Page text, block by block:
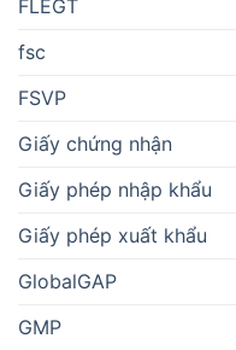
FLEGT
fsc
FSVP
Giấy chứng nhận
Giấy phép nhập khẩu
Giấy phép xuất khẩu
GlobalGAP
GMP